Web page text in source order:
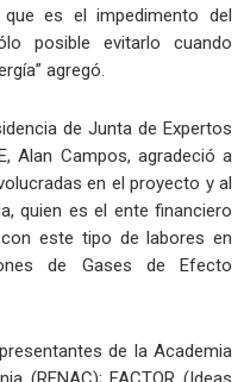
es el impedimento del
posible evitarlo cuando
agregó.
de Junta de Expertos
Alan Campos, agradeció a
en el proyecto y al
quien es el ente financiero
este tipo de labores en
de Gases de Efecto
de la Academia